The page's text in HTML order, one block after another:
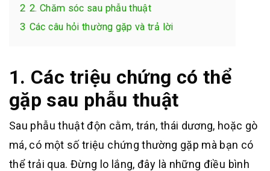
2 2. Chăm sóc sau phẫu thuật
3 Các câu hỏi thường gặp và trả lời
1. Các triệu chứng có thể
gặp sau phẫu thuật
Sau phẫu thuật độn cằm, trán, thái dương, hoặc gò
má, có một số triệu chứng thường gặp mà bạn có
thể trải qua. Đừng lo lắng, đây là những điều bình